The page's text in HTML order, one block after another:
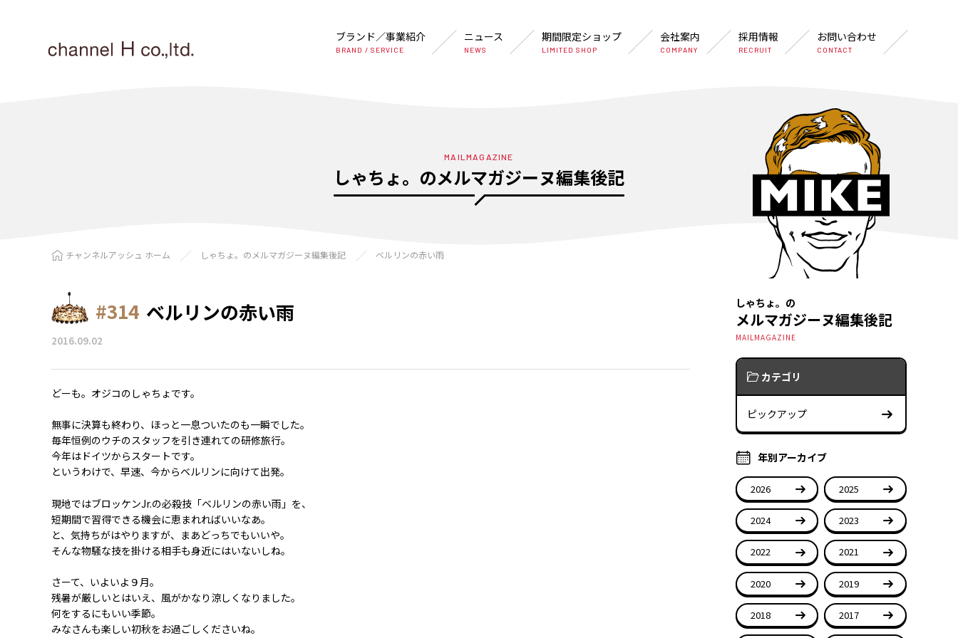
ブランド／事業紹介
BRAND / SERVICE
ニュース
NEWS
期間限定ショップ
LIMITED SHOP
会社案内
COMPANY
採用情報
RECRUIT
お問い合わせ
CONTACT
MAILMAGAZINE
しゃちょ。のメルマガジーヌ編集後記
チャンネルアッシュ ホーム しゃちょ。のメルマガジーヌ編集後記 ベルリンの赤い雨
#314 ベルリンの赤い雨
2016.09.02
どーも。オジコのしゃちょです。
無事に決算も終わり、ほっと一息ついたのも一瞬でした。
毎年恒例のウチのスタッフを引き連れての研修旅行。
今年はドイツからスタートです。
というわけで、早速、今からベルリンに向けて出発。
現地ではブロッケンJr.の必殺技「ベルリンの赤い雨」を、
短期間で習得できる機会に恵まれればいいなあ。
と、気持ちがはやりますが、まあどっちでもいいや。
そんな物騒な技を掛ける相手も身近にはいないしね。
さーて、いよいよ９月。
残暑が厳しいとはいえ、風がかなり涼しくなりました。
何をするにもいい季節。
みなさんも楽しい初秋をお過ごしくださいね。
しゃちょ。の
メルマガジーヌ編集後記
MAILMAGAZINE
カテゴリ
ピックアップ
年別アーカイブ
2026 2025
2024 2023
2022 2021
2020 2019
2018 2017